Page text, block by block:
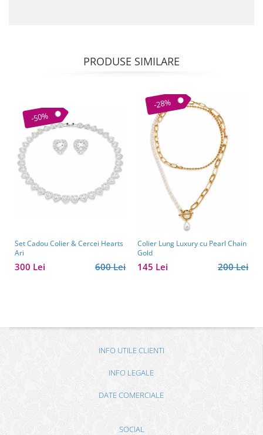
PRODUSE SIMILARE
-50%
Set Cadou Colier & Cercei Hearts
Ari
600 Lei
300 Lei
-28%
Colier Lung Luxury cu Pearl Chain
Gold
200 Lei
145 Lei
INFO UTILE CLIENTI
INFO LEGALE
DATE COMERCIALE
SOCIAL